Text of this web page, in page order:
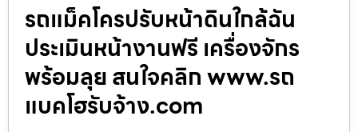
รถแม็คโครปรับหน้าดินใกล้ฉัน
ประเมินหน้างานฟรี เครื่องจักร
พร้อมลุย สนใจคลิก www.รถ
แบคโฮรับจ้าง.com